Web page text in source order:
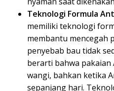
Teknologi Formula
memiliki teknologi
membantu mencegah
penyebab bau tidak
berarti bahwa pakaian
wangi, bahkan ketika
sepanjang hari.